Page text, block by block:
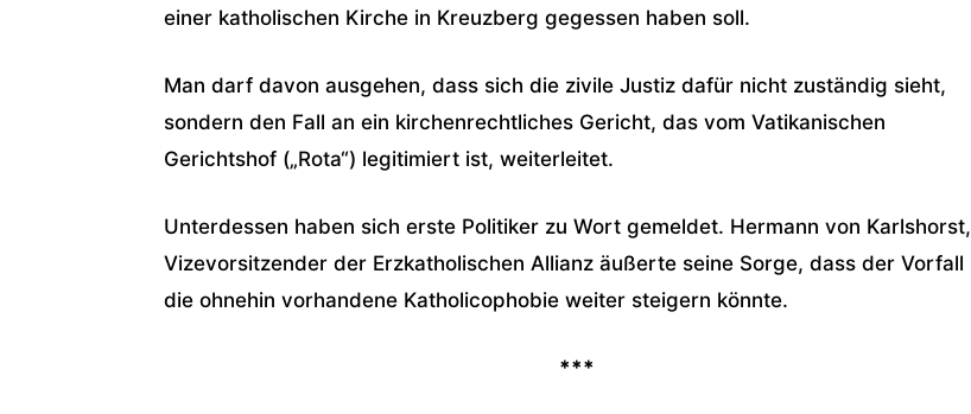
einer katholischen Kirche in Kreuzberg gegessen haben soll.
Man darf davon ausgehen, dass sich die zivile Justiz dafür nicht zuständig sieht,
sondern den Fall an ein kirchenrechtliches Gericht, das vom Vatikanischen
Gerichtshof („Rota“) legitimiert ist, weiterleitet.
Unterdessen haben sich erste Politiker zu Wort gemeldet. Hermann von Karlshorst,
Vizevorsitzender der Erzkatholischen Allianz äußerte seine Sorge, dass der Vorfall
die ohnehin vorhandene Katholicophobie weiter steigern könnte.
***